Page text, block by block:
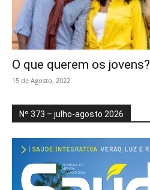
O que querem os jovens?
15 de Agosto, 2022
Nº 373 – julho-agosto 2026